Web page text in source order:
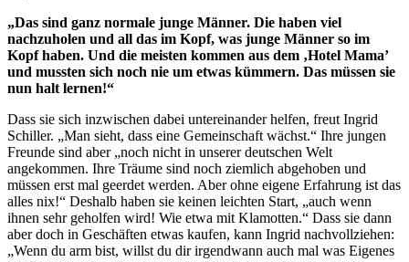
„Das sind ganz normale junge Männer. Die haben viel
nachzuholen und all das im Kopf, was junge Männer so im
Kopf haben. Und die meisten kommen aus dem ‚Hotel Mama’
und mussten sich noch nie um etwas kümmern. Das müssen sie
nun halt lernen!“
Dass sie sich inzwischen dabei untereinander helfen, freut Ingrid
Schiller. „Man sieht, dass eine Gemeinschaft wächst.“ Ihre jungen
Freunde sind aber „noch nicht in unserer deutschen Welt
angekommen. Ihre Träume sind noch ziemlich abgehoben und
müssen erst mal geerdet werden. Aber ohne eigene Erfahrung ist das
alles nix!“ Deshalb haben sie keinen leichten Start, „auch wenn
ihnen sehr geholfen wird! Wie etwa mit Klamotten.“ Dass sie dann
aber doch in Geschäften etwas kaufen, kann Ingrid nachvollziehen:
„Wenn du arm bist, willst du dir irgendwann auch mal was Eigenes